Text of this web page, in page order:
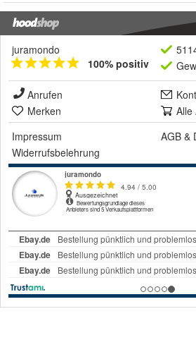
juramondo
100% positiv
Anrufen
Merken
Alle
Impressum
AGB &
Widerrufsbelehrung